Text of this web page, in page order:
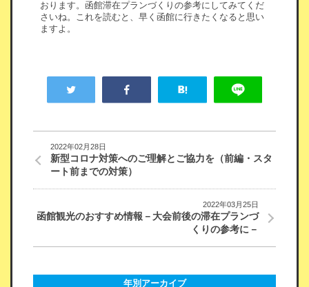
おります。函館滞在プランづくりの参考にしてみてくだ
さいね。これを読むと、早く函館に行きたくなると思い
ますよ。
2022年02月28日
新型コロナ対策へのご理解とご協力を（前編・スタ
ート前までの対策）
2022年03月25日
函館観光のおすすめ情報－大会前後の滞在プランづ
くりの参考に－
年別アーカイブ